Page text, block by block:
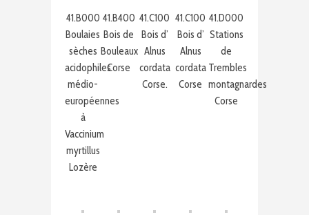
41.B000
Boulaies
sèches
acidophiles
médio-
européennes
à
Vaccinium
myrtillus
Lozère
41.B400
Bois de
Bouleaux
Corse
41.C100
Bois d’
Alnus
cordata
Corse.
41.C100
Bois d’
Alnus
cordata
Corse
41.D000
Stations
de
Trembles
montagnardes
Corse